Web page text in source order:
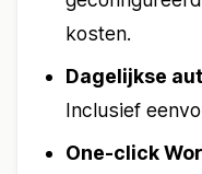
kosten.
Dagelijkse
Inclusief
One-click